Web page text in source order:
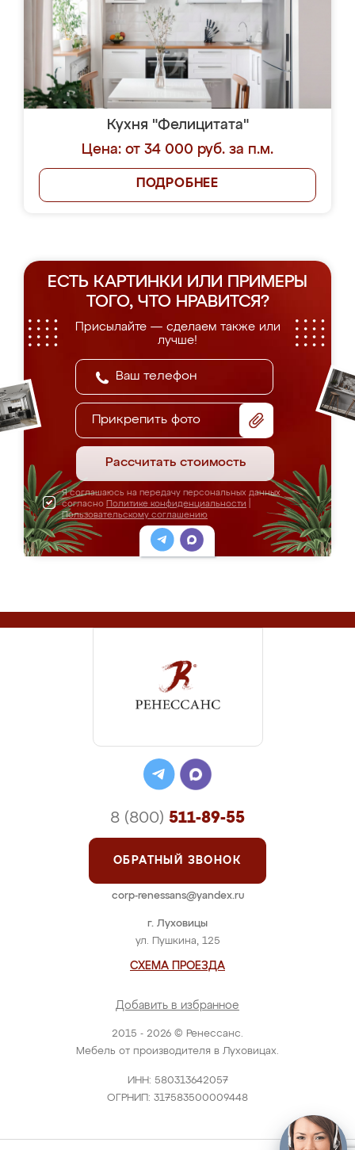
Кухня "Фелицитата"
Цена: от 34 000 руб. за п.м.
ПОДРОБНЕЕ
ЕСТЬ КАРТИНКИ ИЛИ ПРИМЕРЫ
ТОГО, ЧТО НРАВИТСЯ?
Присылайте — сделаем также или
лучше!
Прикрепить фото
Рассчитать стоимость
Я соглашаюсь на передачу персональных данных
согласно Политике конфиденциальности
Пользовательскому соглашению
2015 - 2026 © Ренессанс.
Мебель от производителя в Луховицах.
ИНН: 580313642057
ОГРНИП: 317583500009448
г. Луховицы
ул. Пушкина, 125
СХЕМА ПРОЕЗДА
Добавить в избранное
8 (800) 511-89-55
ОБРАТНЫЙ ЗВОНОК
corp-renessans@yandex.ru